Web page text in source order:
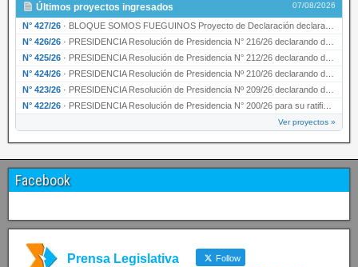
Últimos proyectos ingresados 07/08/2026
N° 427/26 · BLOQUE SOMOS FUEGUINOS Proyecto de Declaración declarando de interés provincial PRESIDENCI…
N° 426/26 · PRESIDENCIA Resolución de Presidencia N° 216/26 declarando de interés provincial la labor …
N° 425/26 · PRESIDENCIA Resolución de Presidencia N° 212/26 declarando de interés provincial el “50° A…
N° 424/26 · PRESIDENCIA Resolución de Presidencia Nº 210/26 declarando de interés provincial el proyec…
N° 423/26 · PRESIDENCIA Resolución de Presidencia Nº 209/26 declarando de interés provincial la presen…
N° 422/26 · PRESIDENCIA Resolución de Presidencia N° 200/26 para su ratificación.
Ver proyectos »
Facebook
Prensa Legislativa Follow